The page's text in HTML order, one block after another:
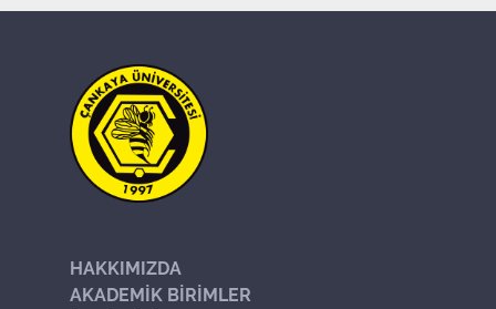
HAKKIMIZDA
AKADEMİK BİRİMLER